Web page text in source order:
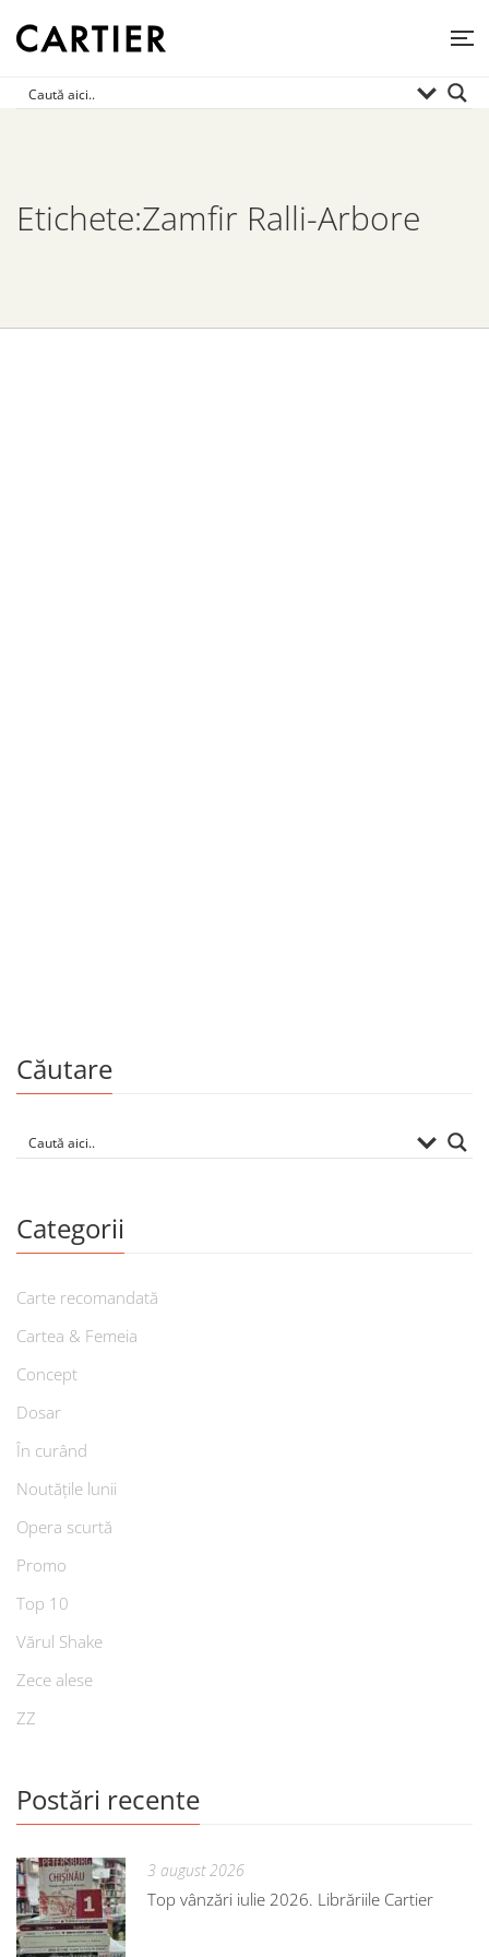
Etichete:Zamfir Ralli-Arbore
Căutare
Categorii
Carte recomandată
Cartea & Femeia
Concept
Dosar
În curând
Noutățile lunii
Opera scurtă
Promo
Top 10
Vărul Shake
Zece alese
ZZ
Postări recente
3 august 2026
Top vânzări iulie 2026. Librăriile Cartier